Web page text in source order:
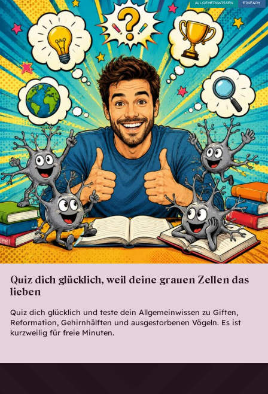
Quiz dich glücklich, weil deine grauen Zellen das
lieben
Quiz dich glücklich und teste dein Allgemeinwissen zu Giften,
Reformation, Gehirnhälften und ausgestorbenen Vögeln. Es ist
kurzweilig für freie Minuten.
EINFACH
ALLGEMEINWISSEN